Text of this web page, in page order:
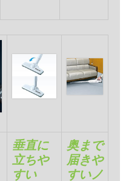
垂直に
立ちや
すい
奥まで
届きや
すいノ